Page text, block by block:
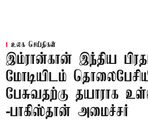
உலக செய்திகள்
இம்ரான்கான் இந்திய
மோடியிடம்
பேசுவதற்கு தயாராக
-பாகிஸ்தான் அமைச்சர்